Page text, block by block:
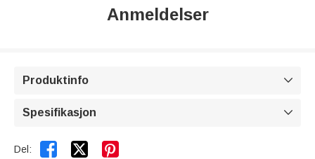
Anmeldelser
Produktinfo 
Spesifikasjon 
Del:  